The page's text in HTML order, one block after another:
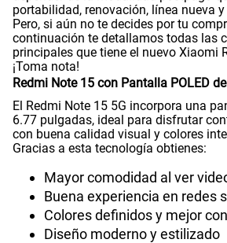
WiFI
Peso
Cámara de fotos Principal
portabilidad, renovación, línea nueva
Pero, si aún no te decides por tu
continuación te detallamos todas las
principales que tiene el nuevo Xiaomi
¡Toma nota!
Redmi Note 15 con Pantalla POLED
El Redmi Note 15 5G incorpora una
6.77 pulgadas, ideal para disfrutar
con buena calidad visual y colores
Gracias a esta tecnología obtienes:
Mayor comodidad al ver
Buena experiencia en redes
Colores definidos y mejor
Diseño moderno y estilizado